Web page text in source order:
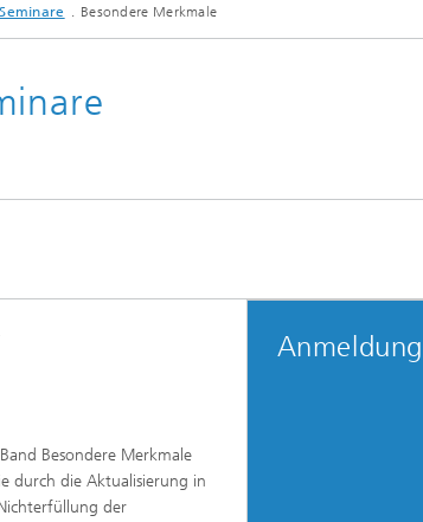
Besondere Merkmale
Besondere Merkmale
durch die Aktualisierung in
der
Anmeldung